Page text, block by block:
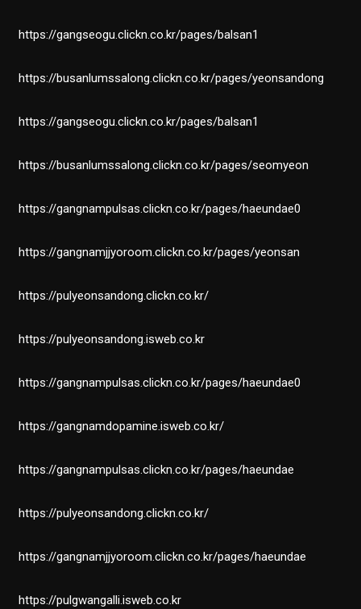
https://gangseogu.clickn.co.kr/pages/balsan1
https://busanlumssalong.clickn.co.kr/pages/yeonsandong
https://gangseogu.clickn.co.kr/pages/balsan1
https://busanlumssalong.clickn.co.kr/pages/seomyeon
https://gangnampulsas.clickn.co.kr/pages/haeundae0
https://gangnamjjyoroom.clickn.co.kr/pages/yeonsan
https://pulyeonsandong.clickn.co.kr/
https://pulyeonsandong.isweb.co.kr
https://gangnampulsas.clickn.co.kr/pages/haeundae0
https://gangnamdopamine.isweb.co.kr/
https://gangnampulsas.clickn.co.kr/pages/haeundae
https://pulyeonsandong.clickn.co.kr/
https://gangnamjjyoroom.clickn.co.kr/pages/haeundae
https://pulgwangalli.isweb.co.kr